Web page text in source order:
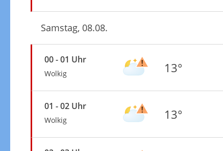
Samstag, 08.08.
00 - 01 Uhr
Wolkig 13°
01 - 02 Uhr
Wolkig 13°